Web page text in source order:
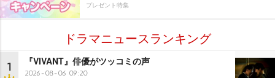
プレゼント特集
ドラマニュースランキング
1 『VIVANT』俳優がツッコミの声
2026-08-06 09:20